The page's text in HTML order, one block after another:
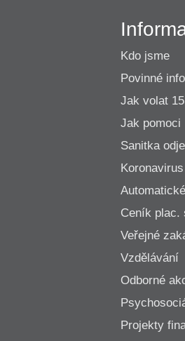
Kdo jsme
Povinné
Jak volat
Jak pomoci
Sanitka
Koronavirus
Ceník plac.
Veřejné
Vzdělávání
Odborné
Projekty